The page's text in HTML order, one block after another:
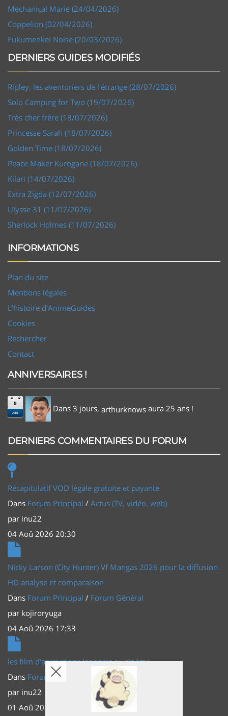
Mechanical Marie (24/04/2026)
Coppelion (02/04/2026)
Fukumenkei Noise (20/03/2026)
DERNIERS GUIDES MODIFIÉS
Ripley, les aventuriers de l'étrange (28/07/2026)
Solo Camping for Two (19/07/2026)
Très cher frère (18/07/2026)
Princesse Sarah (18/07/2026)
Golden Time (18/07/2026)
Peace Maker Kurogane (18/07/2026)
Kilari (14/07/2026)
Extra Zigda (12/07/2026)
Ulysse 31 (11/07/2026)
Sherlock Holmes (11/07/2026)
INFORMATIONS
Plan du site
Mentions légales
L'histoire d'AnimeGuides
Cookies
Rechercher
Contact
ANNIVERSAIRES !
9
Aoû Dans 3 jours, arthurknows aura 25 ans !
DERNIERS COMMENTAIRES DU FORUM
Récapitulatif VOD légale gratuite et payante
Dans Forum Principal / Actus (TV, vidéo, web)
par inu22
04 Aoû 2026 20:30
Nicky Larson (City Hunter) Vf Mangas 2026 pour la diffusion
HD analyse et comparaison
Dans Forum Principal / Forum Général
par kojiroryuga
04 Aoû 2026 17:33
les film d'animations Japonais au cinéma
Dans Forum Principal
Actus (TV, vidéo, web)
par inu22
01 Aoû 2026 20:56